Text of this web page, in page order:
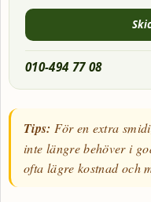
010-494 77 08
Tips: För en extra
inte längre behöver i
ofta lägre kostnad och